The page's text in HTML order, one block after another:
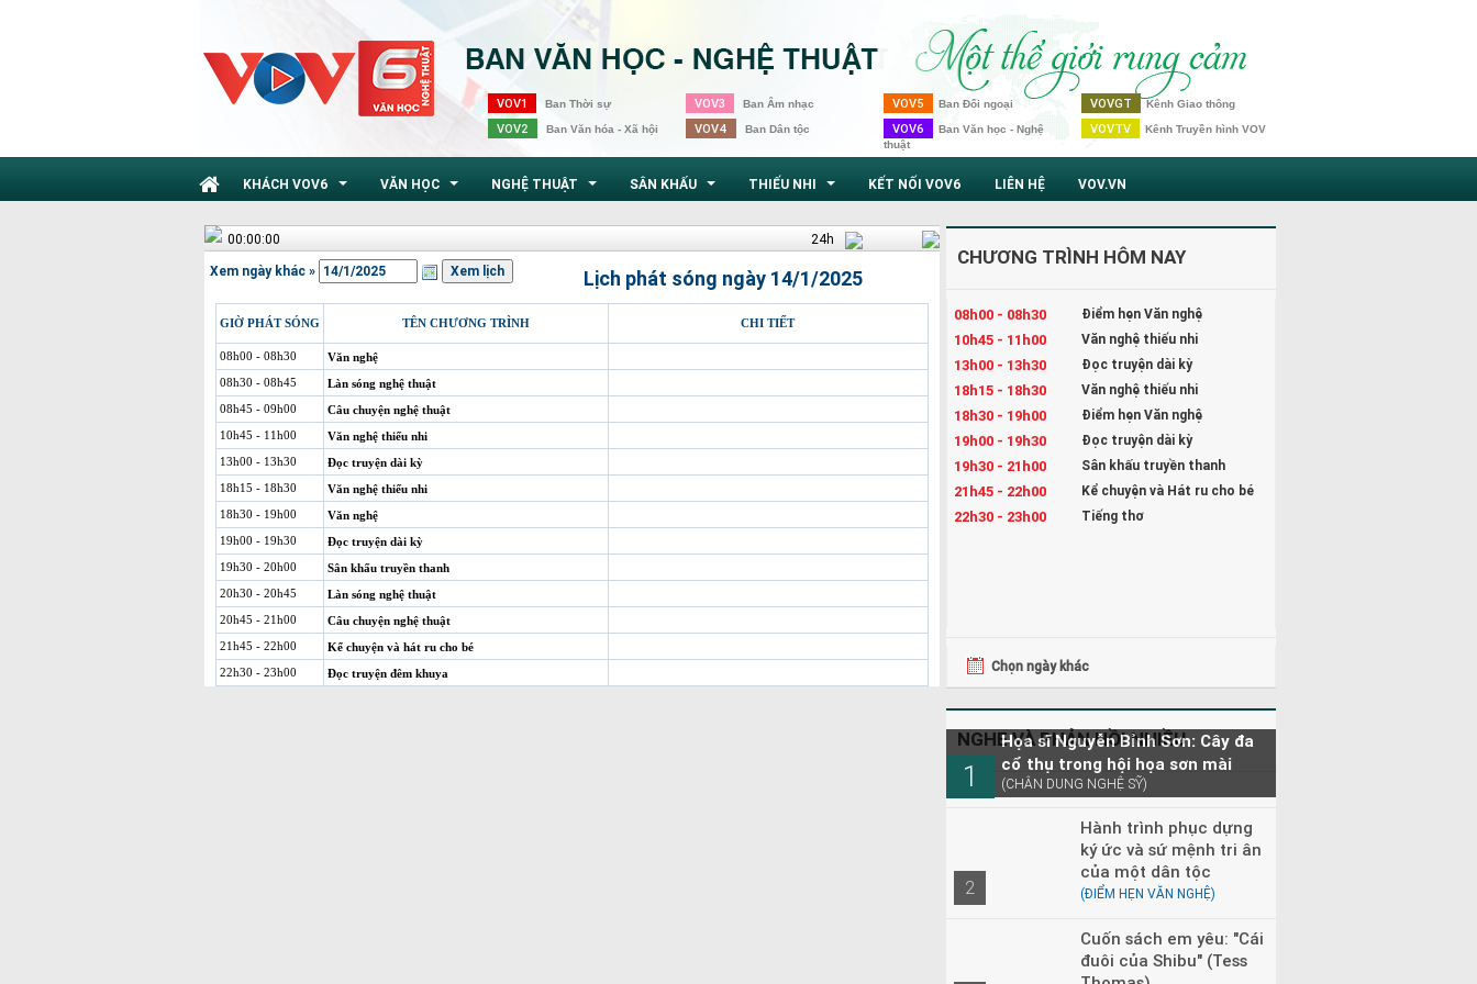
VOV1 Ban Thời sự
VOV2 Ban Văn hóa - Xã hội
VOV3 Ban Âm nhạc
VOV4 Ban Dân tộc
VOV5 Ban Đối ngoại
VOV6 Ban Văn học - Nghệ
thuật
VOVGT Kênh Giao thông
VOVTV Kênh Truyền hình VOV
KHÁCH VOV6 VĂN HỌC NGHỆ THUẬT SÂN KHẤU THIẾU NHI KẾT NỐI VOV6 LIÊN HỆ VOV.VN
00:00:00 24h
Xem ngày khác » Lịch phát sóng ngày 14/1/2025
GIỜ PHÁT SÓNG TÊN CHƯƠNG TRÌNH CHI TIẾT
08h00 - 08h30
Văn nghệ
08h30 - 08h45
Làn sóng nghệ thuật
08h45 - 09h00
Câu chuyện nghệ thuật
10h45 - 11h00
Văn nghệ thiếu nhi
13h00 - 13h30
Đọc truyện dài kỳ
18h15 - 18h30
Văn nghệ thiếu nhi
18h30 - 19h00
Văn nghệ
19h00 - 19h30
Đọc truyện dài kỳ
19h30 - 20h00
Sân khấu truyền thanh
20h30 - 20h45
Làn sóng nghệ thuật
20h45 - 21h00
Câu chuyện nghệ thuật
21h45 - 22h00
Kể chuyện và hát ru cho bé
22h30 - 23h00
Đọc truyện đêm khuya
CHƯƠNG TRÌNH HÔM NAY
08h00 - 08h30 Điểm hẹn Văn nghệ
10h45 - 11h00 Văn nghệ thiếu nhi
13h00 - 13h30 Đọc truyện dài kỳ
18h15 - 18h30 Văn nghệ thiếu nhi
18h30 - 19h00 Điểm hẹn Văn nghệ
19h00 - 19h30 Đọc truyện dài kỳ
19h30 - 21h00 Sân khấu truyền thanh
21h45 - 22h00 Kể chuyện và Hát ru cho bé
22h30 - 23h00 Tiếng thơ
Chọn ngày khác
NGHE VÀ PHẢN HỒI NHIỀU
1
Họa sĩ Nguyễn Bỉnh Sơn: Cây đa
cổ thụ trong hội họa sơn mài
(CHÂN DUNG NGHỆ SỸ)
2
Hành trình phục dựng
ký ức và sứ mệnh tri ân
của một dân tộc
(ĐIỂM HẸN VĂN NGHỆ)
Cuốn sách em yêu: "Cái
đuôi của Shibu" (Tess